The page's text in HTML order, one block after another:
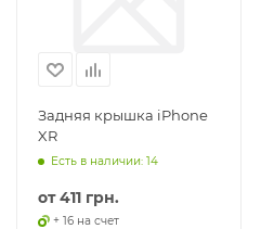
Задняя крышка iPhone
XR
Есть в наличии: 14
от411 грн.
+ 16 на счет